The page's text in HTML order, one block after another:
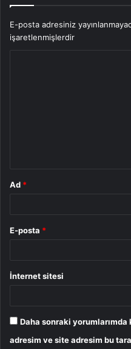
E-posta adresiniz
işaretlenmişlerdir
Ad *
E-posta *
İnternet sitesi
Daha sonraki yorumlarımda
adresim ve site adresim bu